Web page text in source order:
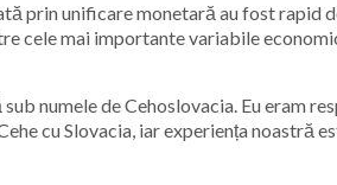
prin unificare monetară au fost rapid
cele mai importante variabile
numele de Cehoslovacia. Eu eram
cu Slovacia, iar experiența noastră